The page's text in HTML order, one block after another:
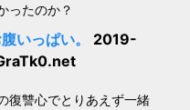
ったのか？
いっぱい。 2019-
復讐心でとりあえず一緒